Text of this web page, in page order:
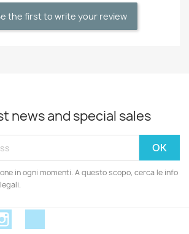
the first to write your review
news and special sales
in ogni momenti. A questo scopo, cerca le info